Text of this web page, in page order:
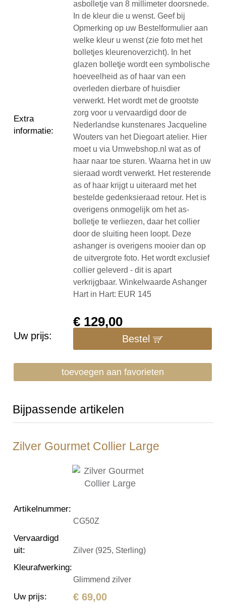
Extra
informatie:
asbolletje van 8 millimeter doorsnede.
In de kleur die u wenst. Geef bij
Opmerking op uw Bestelformulier aan
welke kleur u wenst (zie foto met het
bolletjes kleurenoverzicht). In het
glazen bolletje wordt een symbolische
hoeveelheid as of haar van een
overleden dierbare of huisdier
verwerkt. Het wordt met de grootste
zorg voor u vervaardigd door de
Nederlandse kunstenares Jacqueline
Wouters van het Diegoart atelier. Hier
moet u via Urnwebshop.nl wat as of
haar naar toe sturen. Waarna het in uw
sieraad wordt verwerkt. Het resterende
as of haar krijgt u uiteraard met het
bestelde gedenksieraad retour. Het is
overigens onmogelijk om het as-
bolletje te verliezen, daar het collier
door de sluiting heen loopt. Deze
ashanger is overigens mooier dan op
de uitvergrote foto. Het wordt exclusief
collier geleverd - dit is apart
verkrijgbaar. Winkelwaarde Ashanger
Hart in Hart: EUR 145
Uw prijs:
€ 129,00
Bestel
toevoegen aan favorieten
Bijpassende artikelen
Zilver Gourmet Collier Large
Artikelnummer:
CG50Z
Vervaardigd
uit: Zilver (925, Sterling)
Kleurafwerking:
Glimmend zilver
Uw prijs: € 69,00